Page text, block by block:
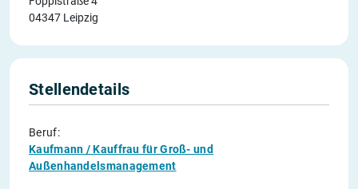
04347 Leipzig
Stellendetails
Beruf:
Kaufmann / Kauffrau für Groß- und
Außenhandelsmanagement